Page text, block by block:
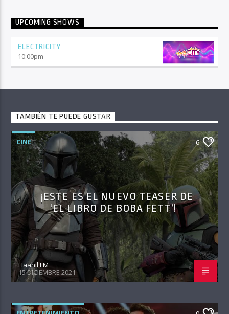
UPCOMING SHOWS
ELECTRICITY
10:00pm
TAMBIÉN TE PUEDE GUSTAR
CINE 6
¡ESTE ES EL NUEVO TEASER DE
‘EL LIBRO DE BOBA FETT’!
Haahil FM
15 DICIEMBRE 2021